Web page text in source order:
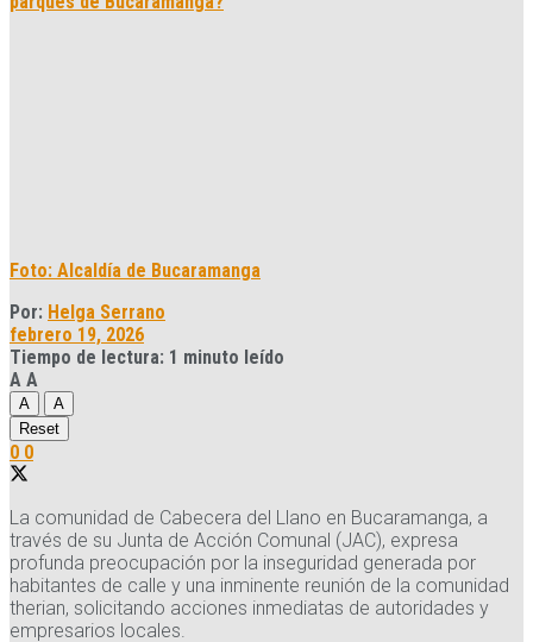
Foto: Alcaldía de Bucaramanga
Por: Helga Serrano
febrero 19, 2026
Tiempo de lectura: 1 minuto leído
A A
A
A
Reset
0 0
La comunidad de Cabecera del Llano en Bucaramanga, a
través de su Junta de Acción Comunal (JAC), expresa
profunda preocupación por la inseguridad generada por
habitantes de calle y una inminente reunión de la comunidad
therian, solicitando acciones inmediatas de autoridades y
empresarios locales.